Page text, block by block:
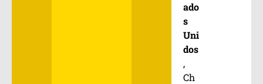
ado
s
Uni
dos
,
Ch